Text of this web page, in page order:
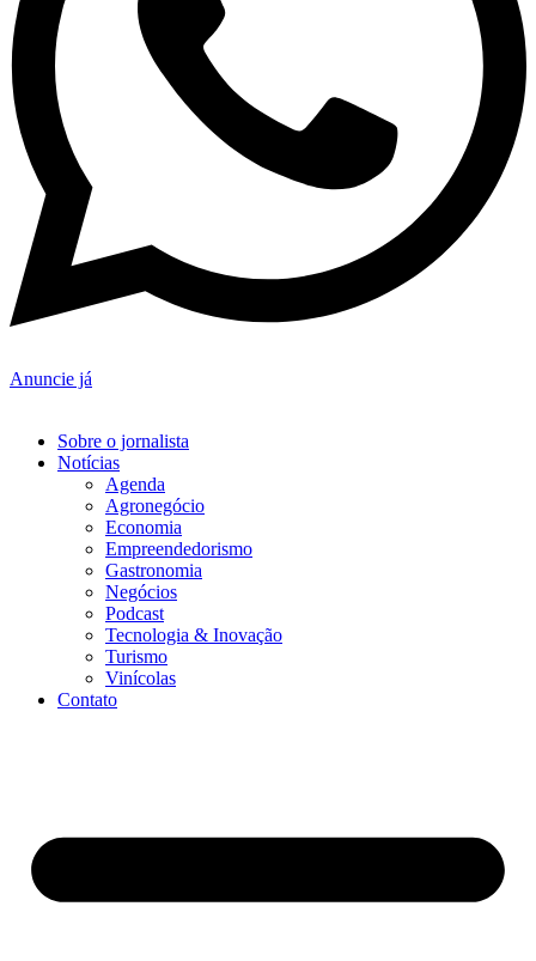
Anuncie já
Sobre o jornalista
Notícias
Agenda
Agronegócio
Economia
Empreendedorismo
Gastronomia
Negócios
Podcast
Tecnologia & Inovação
Turismo
Vinícolas
Contato